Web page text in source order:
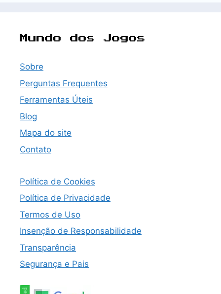
Mundo dos Jogos
Sobre
Perguntas Frequentes
Ferramentas Úteis
Blog
Mapa do site
Contato
Política de Cookies
Política de Privacidade
Termos de Uso
Insenção de Responsabilidade
Transparência
Segurança e Pais